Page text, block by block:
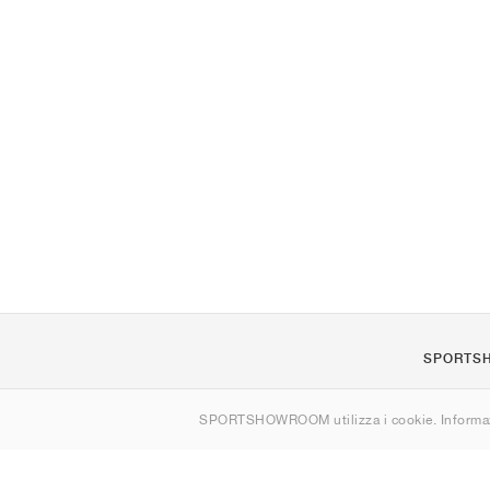
SPORTSHOWROOM utilizza i cookie.Contatti